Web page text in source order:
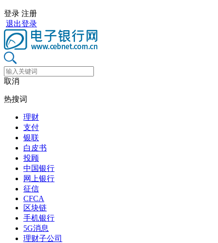
登录 注册
退出登录
取消
热搜词
理财
支付
银联
白皮书
投顾
中国银行
网上银行
征信
CFCA
区块链
手机银行
5G消息
理财子公司